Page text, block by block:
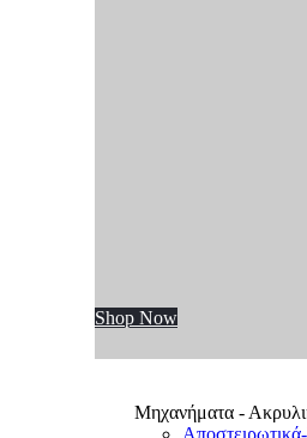
Shop Now
Μηχανήματα -